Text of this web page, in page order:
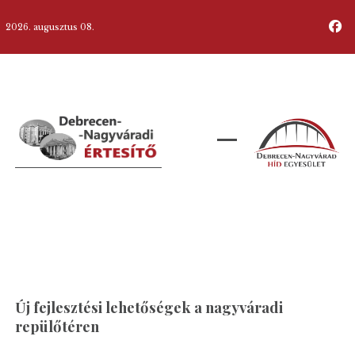
2026. augusztus 08.
Új fejlesztési lehetőségek a nagyváradi
repülőtéren